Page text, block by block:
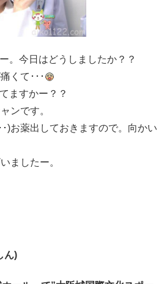
。今日はどうしましたか？？
くて･･･
ますかー？？
ンです。
)お薬出しておきますので。向かい
ましたー。
ん)